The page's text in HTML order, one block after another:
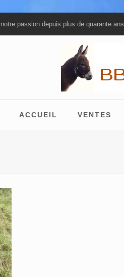
passion depuis plus de quarante ans
ACCUEIL VENTES